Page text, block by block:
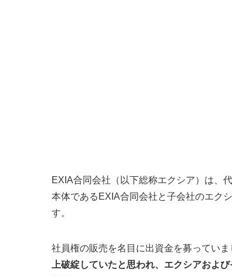
EXIA合同会社（以下総称エクシア）は、
本体であるEXIA合同会社と子会社のエク
す。
社員権の販売を名目に出資金を募っていま
上破綻していたと思われ、エクシアおよ